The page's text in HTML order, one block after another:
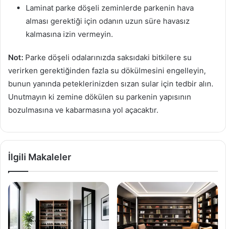
Laminat parke döşeli zeminlerde parkenin hava
alması gerektiği için odanın uzun süre havasız
kalmasına izin vermeyin.
Not: Parke döşeli odalarınızda saksıdaki bitkilere su
verirken gerektiğinden fazla su dökülmesini engelleyin,
bunun yanında peteklerinizden sızan sular için tedbir alın.
Unutmayın ki zemine dökülen su parkenin yapısının
bozulmasına ve kabarmasına yol açacaktır.
İlgili Makaleler